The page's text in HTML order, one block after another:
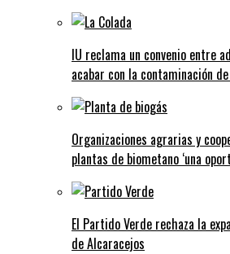
IU reclama un convenio entre
acabar con la contaminación de
Organizaciones agrarias y
plantas de biometano ‘una
El Partido Verde rechaza la
de Alcaracejos